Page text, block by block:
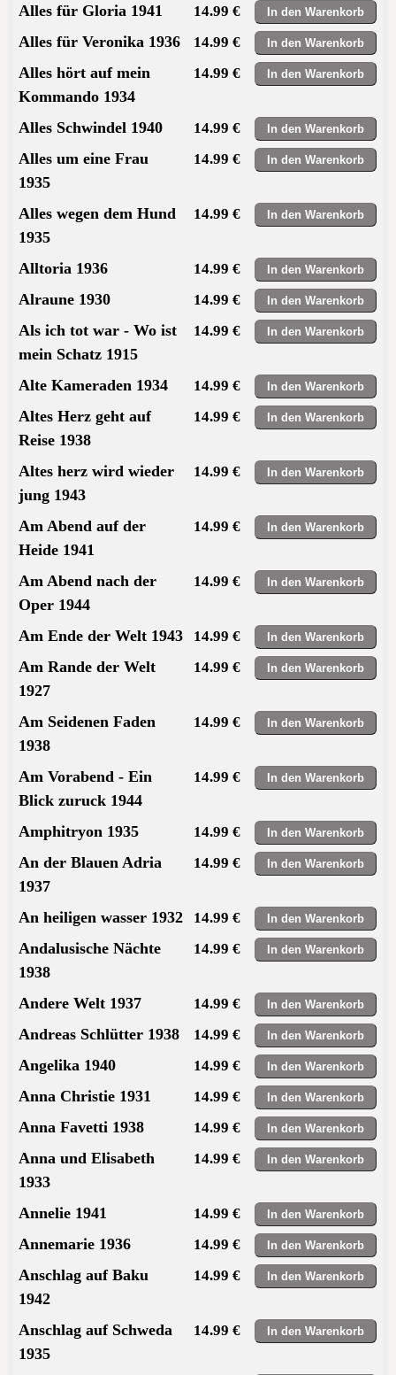
Alles für Gloria 1941 14.99 €
Alles für Veronika 1936 14.99 €
Alles hört auf mein
Kommando 1934
14.99 €
Alles Schwindel 1940 14.99 €
Alles um eine Frau
1935
14.99 €
Alles wegen dem Hund
1935
14.99 €
Alltoria 1936 14.99 €
Alraune 1930 14.99 €
Als ich tot war - Wo ist
mein Schatz 1915
14.99 €
Alte Kameraden 1934 14.99 €
Altes Herz geht auf
Reise 1938
14.99 €
Altes herz wird wieder
jung 1943
14.99 €
Am Abend auf der
Heide 1941
14.99 €
Am Abend nach der
Oper 1944
14.99 €
Am Ende der Welt 1943 14.99 €
Am Rande der Welt
1927
14.99 €
Am Seidenen Faden
1938
14.99 €
Am Vorabend - Ein
Blick zuruck 1944
14.99 €
Amphitryon 1935 14.99 €
An der Blauen Adria
1937
14.99 €
An heiligen wasser 1932 14.99 €
Andalusische Nächte
1938
14.99 €
Andere Welt 1937 14.99 €
Andreas Schlütter 1938 14.99 €
Angelika 1940 14.99 €
Anna Christie 1931 14.99 €
Anna Favetti 1938 14.99 €
Anna und Elisabeth
1933
14.99 €
Annelie 1941 14.99 €
Annemarie 1936 14.99 €
Anschlag auf Baku
1942
14.99 €
Anschlag auf Schweda
1935
14.99 €